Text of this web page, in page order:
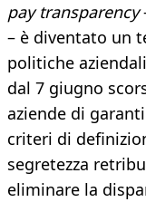
pay transparency
– è diventato un
politiche
dal 7 giugno
aziende di
criteri di
segretezza
eliminare la